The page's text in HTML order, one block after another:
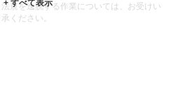
規を逸脱する作業については、お受けい
ください。